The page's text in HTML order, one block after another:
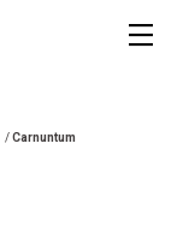
/Carnuntum